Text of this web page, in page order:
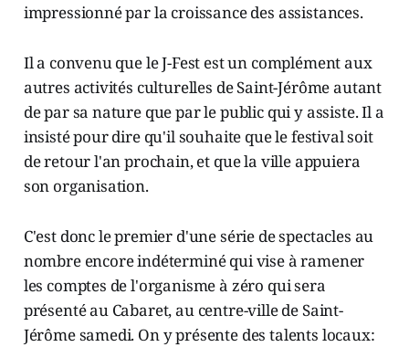
impressionné par la croissance des assistances.
Il a convenu que le J-Fest est un complément aux
autres activités culturelles de Saint-Jérôme autant
de par sa nature que par le public qui y assiste. Il a
insisté pour dire qu'il souhaite que le festival soit
de retour l'an prochain, et que la ville appuiera
son organisation.
C'est donc le premier d'une série de spectacles au
nombre encore indéterminé qui vise à ramener
les comptes de l'organisme à zéro qui sera
présenté au Cabaret, au centre-ville de Saint-
Jérôme samedi. On y présente des talents locaux: